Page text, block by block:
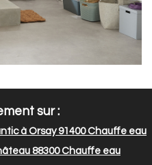
sur :
à Orsay 91400Chauffe eau
88300Chauffe eau